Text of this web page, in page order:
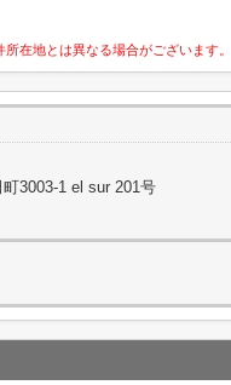
在地とは異なる場合がございます。
3003-1 el sur 201号